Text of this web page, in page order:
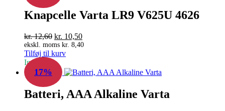
Knapcelle Varta LR9 V625U 4626
kr.12,60 Den
oprindelige
pris
var:
kr. 12,60.
kr. 10,50Den
aktuelle
kr. 10,50.
ekskl. moms kr. 8,40
Tilføj til kurv
In Stock
17%
Batteri, AAA Alkaline Varta